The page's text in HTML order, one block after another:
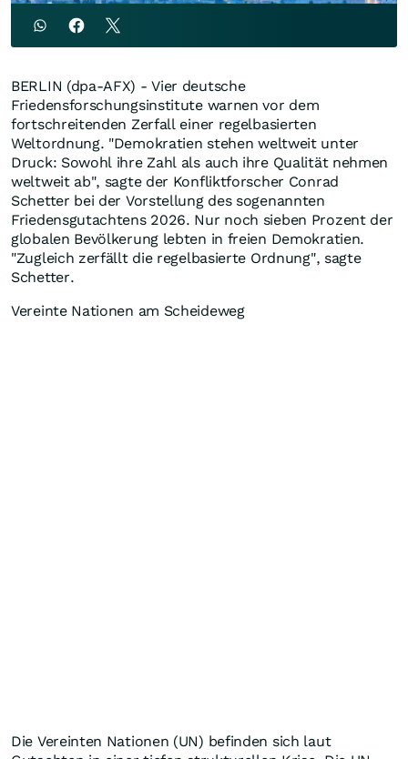
BERLIN (dpa-AFX) - Vier deutsche
Friedensforschungsinstitute warnen vor dem
fortschreitenden Zerfall einer regelbasierten
Weltordnung. "Demokratien stehen weltweit unter
Druck: Sowohl ihre Zahl als auch ihre Qualität nehmen
weltweit ab", sagte der Konfliktforscher Conrad
Schetter bei der Vorstellung des sogenannten
Friedensgutachtens 2026. Nur noch sieben Prozent der
globalen Bevölkerung lebten in freien Demokratien.
"Zugleich zerfällt die regelbasierte Ordnung", sagte
Schetter.
Vereinte Nationen am Scheideweg
Die Vereinten Nationen (UN) befinden sich laut